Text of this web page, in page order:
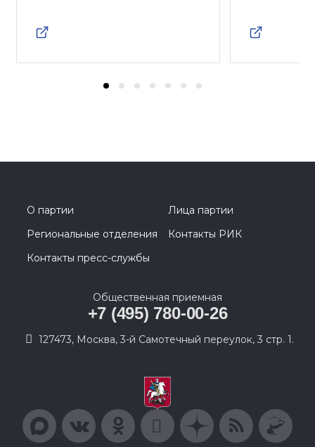
О партии
Лица партии
Региональные отделения
Контакты РИК
Контакты пресс-службы
Общественная приемная
+7 (495) 780-00-26
127473, Москва, 3-й Самотечный переулок, 3 стр. 1.